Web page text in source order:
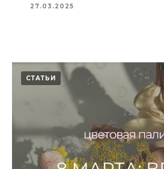
27.03.2025
СТАТЬИ